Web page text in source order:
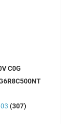
C0G
(307)